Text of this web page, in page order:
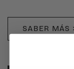
SABER MÁS